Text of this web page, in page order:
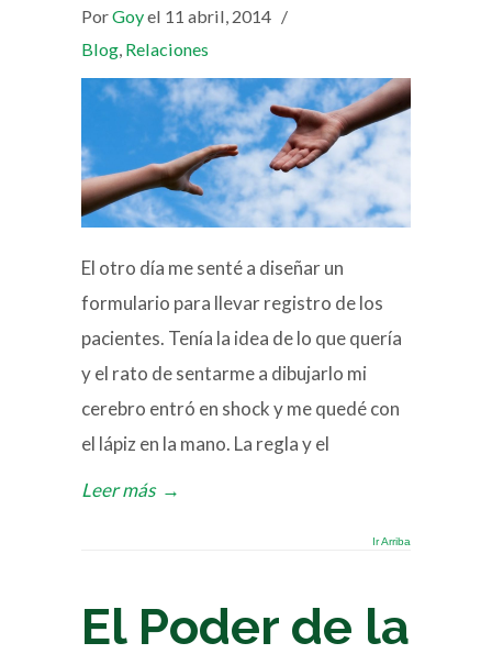
PorGoyel 11 abril, 2014 /
Blog, Relaciones
El otro día me senté a diseñar un
formulario para llevar registro de los
pacientes. Tenía la idea de lo que quería
y el rato de sentarme a dibujarlo mi
cerebro entró en shock y me quedé con
el lápiz en la mano. La regla y el
Leer más →
Ir Arriba
El Poder de la